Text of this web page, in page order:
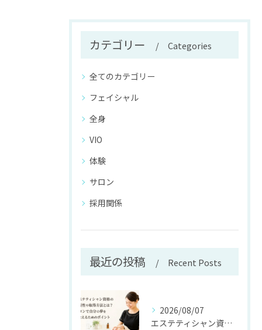
カテゴリー Categories
全てのカテゴリー
フェイシャル
全身
VIO
体験
サロン
採用関係
最近の投稿 Recent Posts
2026/08/07
エステティシャン資格の必要性や取得方法とは？サロンで自分の夢をかなえるためのポイント